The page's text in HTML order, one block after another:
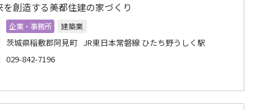
を創造する美都住建の家づくり
企業・事務所
建築業
茨城県稲敷郡阿見町 JR東日本常磐線 ひたち野うしく駅
029-842-7196